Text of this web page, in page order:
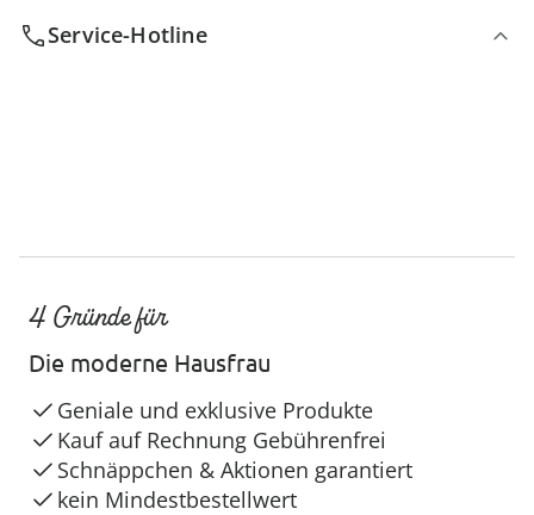
Service-Hotline
4 Gründe für
Die moderne Hausfrau
Geniale und exklusive Produkte
Kauf auf Rechnung Gebührenfrei
Schnäppchen & Aktionen garantiert
kein Mindestbestellwert